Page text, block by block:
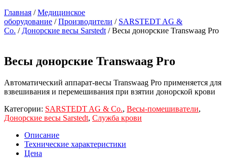
Главная /Медицинское
оборудование /Производители / SARSTEDT AG &
Co. / Донорские весы Sarstedt / Весы донорские Transwaag Pro
Весы донорские Transwaag Pro
Автоматический аппарат-весы Transwaag Pro применяется для
взвешивания и перемешивания при взятии донорской крови
Категории: SARSTEDT AG & Co., Весы-помешиватели,
Донорские весы Sarstedt, Служба крови
Описание
Технические характеристики
Цена